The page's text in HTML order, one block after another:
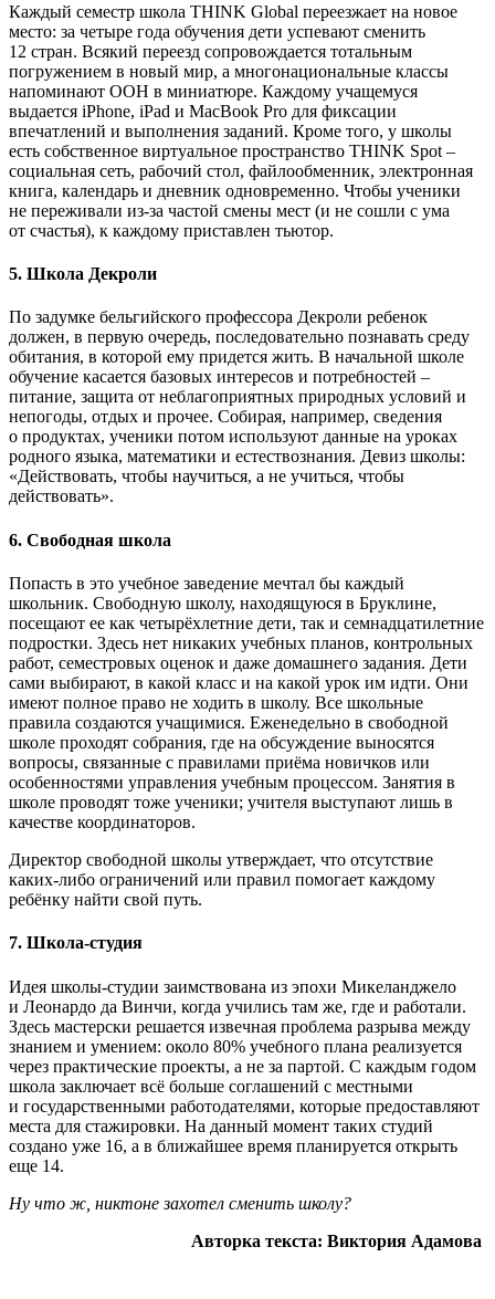
Каждый семестр школа THINK Global переезжает на новое
место: за четыре года обучения дети успевают сменить
12 стран. Всякий переезд сопровождается тотальным
погружением в новый мир, а многонациональные классы
напоминают ООН в миниатюре. Каждому учащемуся
выдается iPhone, iPad и MacBook Pro для фиксации
впечатлений и выполнения заданий. Кроме того, у школы
есть собственное виртуальное пространство THINK Spot –
социальная сеть, рабочий стол, файлообменник, электронная
книга, календарь и дневник одновременно. Чтобы ученики
не переживали из-за частой смены мест (и не сошли с ума
от счастья), к каждому приставлен тьютор.
5. Школа Декроли
По задумке бельгийского профессора Декроли ребенок
должен, в первую очередь, последовательно познавать среду
обитания, в которой ему придется жить. В начальной школе
обучение касается базовых интересов и потребностей –
питание, защита от неблагоприятных природных условий и
непогоды, отдых и прочее. Собирая, например, сведения
о продуктах, ученики потом используют данные на уроках
родного языка, математики и естествознания. Девиз школы:
«Действовать, чтобы научиться, а не учиться, чтобы
действовать».
6. Свободная школа
Попасть в это учебное заведение мечтал бы каждый
школьник. Свободную школу, находящуюся в Бруклине,
посещают ее как четырёхлетние дети, так и семнадцатилетние
подростки. Здесь нет никаких учебных планов, контрольных
работ, семестровых оценок и даже домашнего задания. Дети
сами выбирают, в какой класс и на какой урок им идти. Они
имеют полное право не ходить в школу. Все школьные
правила создаются учащимися. Еженедельно в свободной
школе проходят собрания, где на обсуждение выносятся
вопросы, связанные с правилами приёма новичков или
особенностями управления учебным процессом. Занятия в
школе проводят тоже ученики; учителя выступают лишь в
качестве координаторов.
Директор свободной школы утверждает, что отсутствие
каких-либо ограничений или правил помогает каждому
ребёнку найти свой путь.
7. Школа-студия
Идея школы-студии заимствована из эпохи Микеланджело
и Леонардо да Винчи, когда учились там же, где и работали.
Здесь мастерски решается извечная проблема разрыва между
знанием и умением: около 80% учебного плана реализуется
через практические проекты, а не за партой. С каждым годом
школа заключает всё больше соглашений с местными
и государственными работодателями, которые предоставляют
места для стажировки. На данный момент таких студий
создано уже 16, а в ближайшее время планируется открыть
еще 14.
Ну что ж, никтоне захотел сменить школу?
Авторка текста: Виктория Адамова